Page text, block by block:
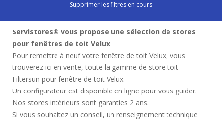
Supprimer les filtres en cours
Servistores® vous propose une sélection de stores
pour fenêtres de toit Velux
Pour remettre à neuf votre fenêtre de toit Velux, vous
trouverez ici en vente, toute la gamme de store toit
Filtersun pour fenêtre de toit Velux.
Un configurateur est disponible en ligne pour vous guider.
Nos stores intérieurs sont garanties 2 ans.
Si vous souhaitez un conseil, un renseignement technique